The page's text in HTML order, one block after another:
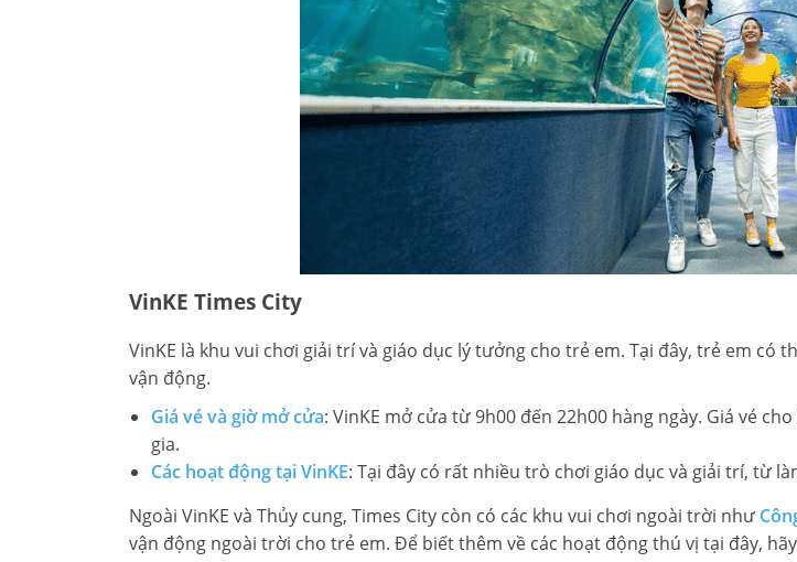
VinKE Times City
VinKE là khu vui chơi giải trí và giáo dục lý tưởng cho trẻ em. Tại đây, trẻ em
vận động.
Giá vé và giờ mở cửa: VinKE mở cửa từ 9h00 đến 22h00 hàng ngày. Giá vé
gia.
Các hoạt động tại VinKE: Tại đây có rất nhiều trò chơi giáo dục và giải trí, từ
Ngoài VinKE và Thủy cung, Times City còn có các khu vui chơi ngoài trời như
vận động ngoài trời cho trẻ em. Để biết thêm về các hoạt động thú vị tại đây,